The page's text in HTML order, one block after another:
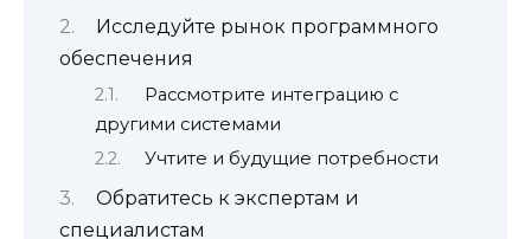
Исследуйте рынок программного
обеспечения
Рассмотрите интеграцию с
другими системами
Учтите и будущие потребности
Обратитесь к экспертам и
специалистам